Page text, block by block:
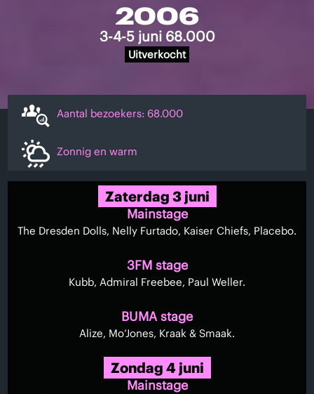
2006
3-4-5 juni 68.000
Uitverkocht
Aantal bezoekers: 68.000
Zonnig en warm
Zaterdag 3 juni
Mainstage
The Dresden Dolls, Nelly Furtado, Kaiser Chiefs, Placebo.
3FM stage
Kubb, Admiral Freebee, Paul Weller.
BUMA stage
Alize, Mo’Jones, Kraak & Smaak.
Zondag 4 juni
Mainstage